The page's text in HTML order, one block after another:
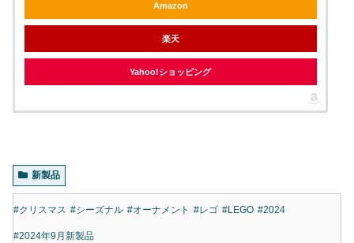
Amazon
楽天
Yahoo!ショッピング
新製品
#クリスマス #シーズナル #オーナメント #レゴ #LEGO #2024
#2024年9月新製品